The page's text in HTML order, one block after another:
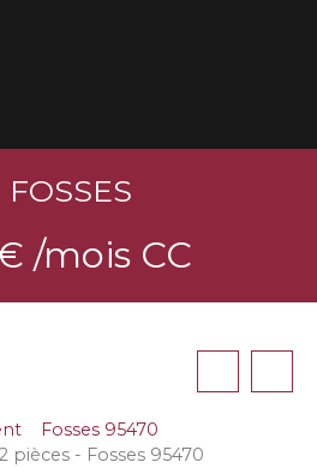
FOSSES
/mois CC
Fosses 95470
- Fosses 95470